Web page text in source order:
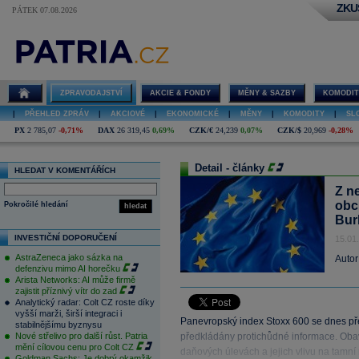
PÁTEK 07.08.2026
ZPRAVODAJSTVÍ AKCIE & FONDY MĚNY & SAZBY
PŘEHLED ZPRÁV AKCIOVÉ EKONOMICKÉ MĚNY KOMODITY
PX 2 785,07 -0,71% DAX 26 319,45 0,69% CZK/€ 24,239 0,07% CZK/$ 20,969 -0,28%
HLEDAT V KOMENTÁŘÍCH
hledat
Pokročilé hledání
INVESTIČNÍ DOPORUČENÍ
AstraZeneca jako sázka na
defenzivu mimo AI horečku
Arista Networks: AI může firmě
zajistit příznivý vítr do zad
Analytický radar: Colt CZ roste díky
vyšší marži, širší integraci i
stabilnějšímu byznysu
Nové střelivo pro další růst. Patria
mění cílovou cenu pro Colt CZ
Detail - články
Z
Panevropský index Stoxx 600 se dnes
předkládány protichůdné informace.
daňových úlevách a jejich vlivu na tamní